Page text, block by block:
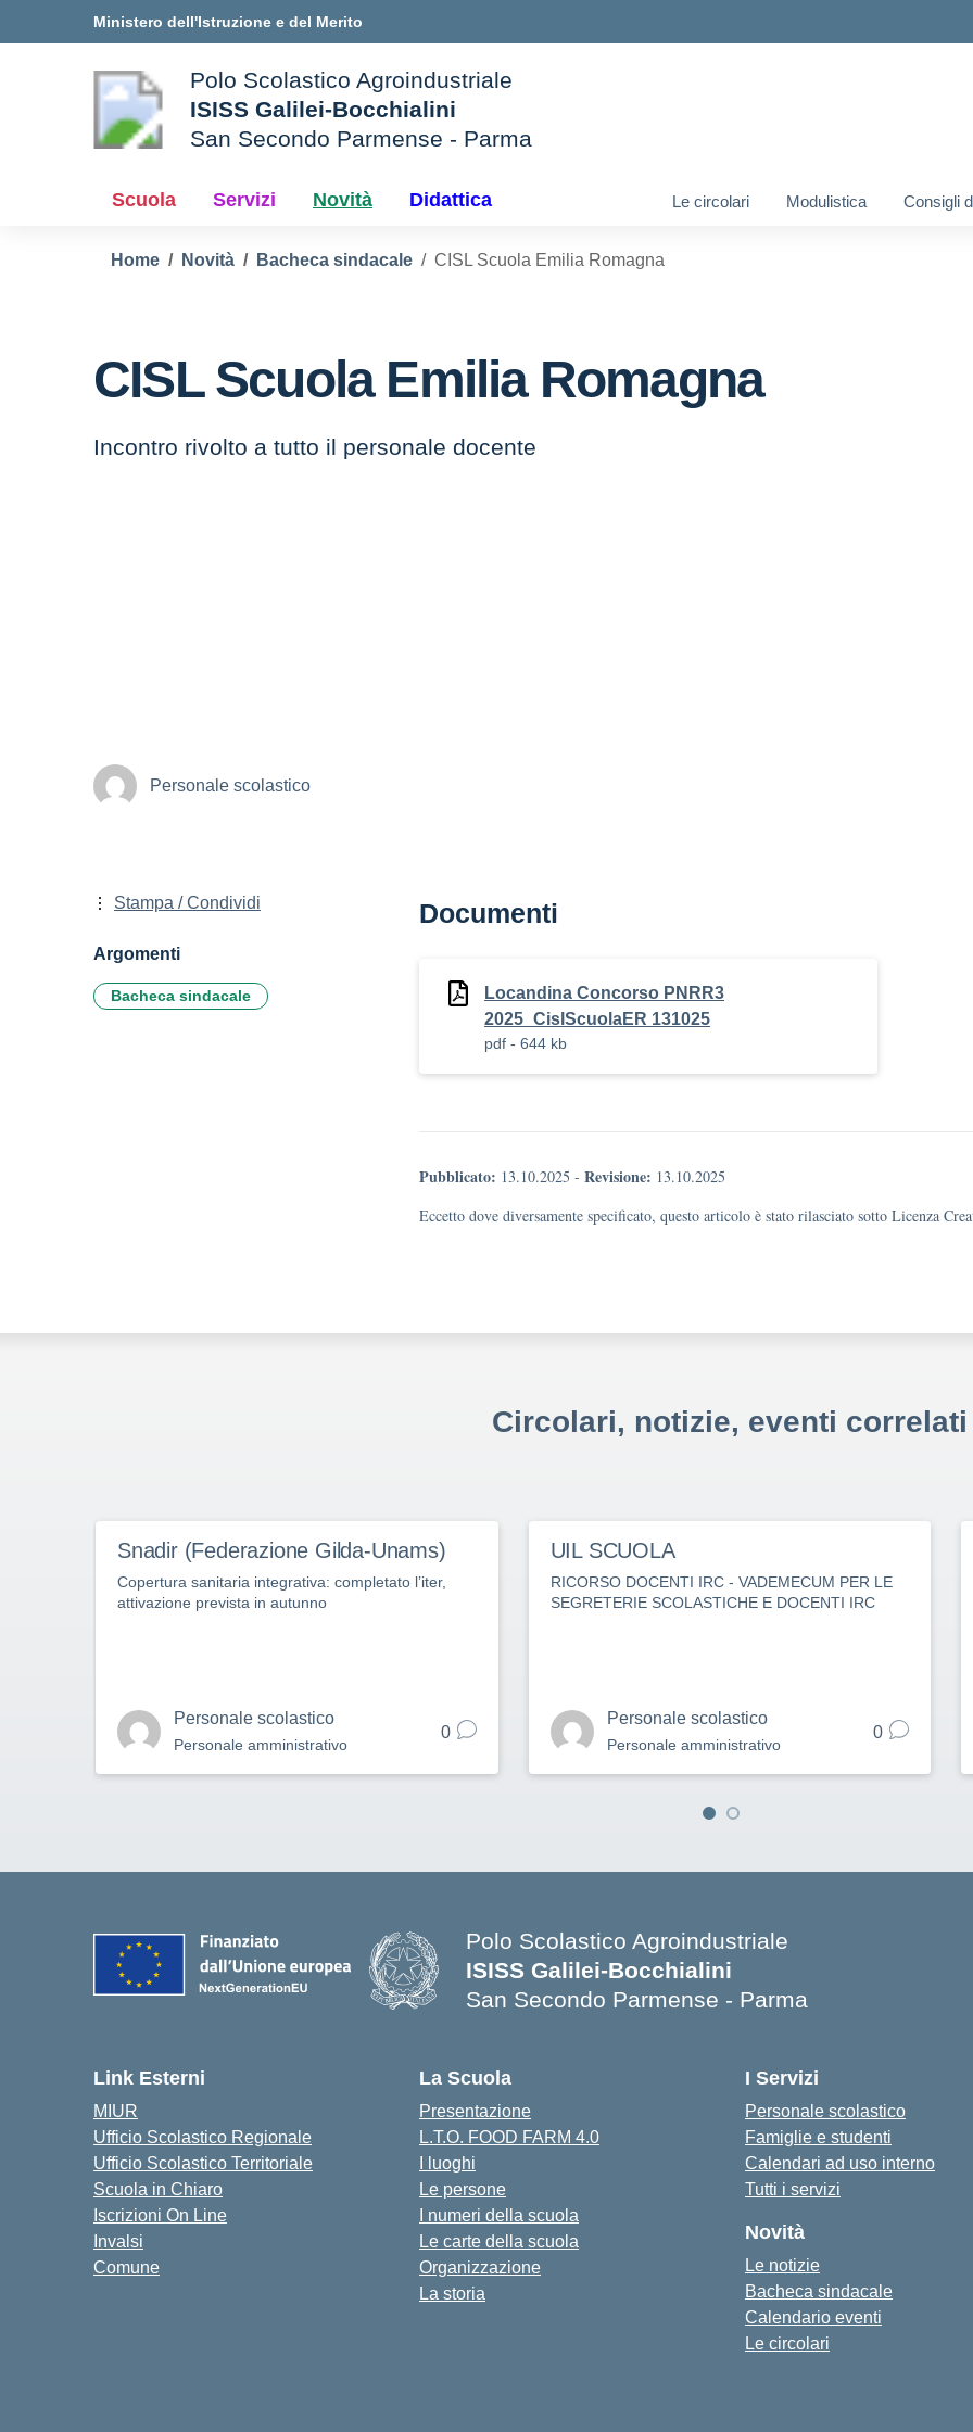
Ministero dell'Istruzione e del Merito
Polo Scolastico Agroindustriale
ISISS Galilei-Bocchialini
San Secondo Parmense - Parma
Scuola Servizi Novità Didattica Le circolari Modulistica Consigli
Home Novità Bacheca sindacale CISL Scuola Emilia Romagna
CISL Scuola Emilia Romagna
Incontro rivolto a tutto il personale docente
Personale scolastico
Documenti
Locandina Concorso PNRR3
2025_CislScuolaER 131025
pdf - 644 kb
Pubblicato: 13.10.2025 - Revisione: 13.10.2025
Eccetto dove diversamente specificato, questo articolo è stato rilasciato sotto Licenza
Stampa / Condividi
Argomenti
Bacheca sindacale
Circolari, notizie, eventi correlati
Snadir (Federazione Gilda-Unams)
Copertura sanitaria integrativa: completato l’iter,
attivazione prevista in autunno
Personale scolastico
Personale amministrativo
0
UIL SCUOLA
RICORSO DOCENTI IRC - VADEMECUM PER LE
SEGRETERIE SCOLASTICHE E DOCENTI IRC
Personale scolastico
Personale amministrativo
0
Polo Scolastico Agroindustriale
ISISS Galilei-Bocchialini
San Secondo Parmense - Parma
Link Esterni
MIUR
Ufficio Scolastico Regionale
Ufficio Scolastico Territoriale
Scuola in Chiaro
Iscrizioni On Line
Invalsi
Comune
La Scuola
Presentazione
L.T.O. FOOD FARM 4.0
I luoghi
Le persone
I numeri della scuola
Le carte della scuola
Organizzazione
La storia
I Servizi
Personale scolastico
Famiglie e studenti
Calendari ad uso interno
Tutti i servizi
Novità
Le notizie
Bacheca sindacale
Calendario eventi
Le circolari